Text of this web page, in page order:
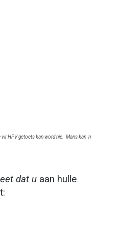
HPV getoets kan word nie. Mans kan 'n
dat u aan hulle